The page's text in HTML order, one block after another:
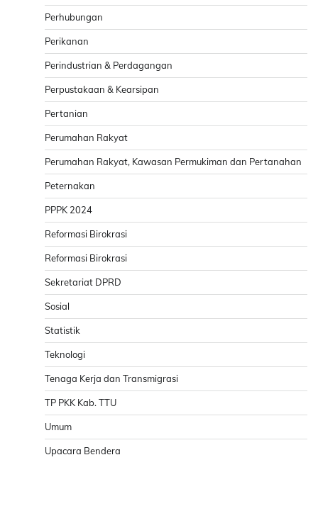
Perhubungan
Perikanan
Perindustrian & Perdagangan
Perpustakaan & Kearsipan
Pertanian
Perumahan Rakyat
Perumahan Rakyat, Kawasan Permukiman dan Pertanahan
Peternakan
PPPK 2024
Reformasi Birokrasi
Reformasi Birokrasi
Sekretariat DPRD
Sosial
Statistik
Teknologi
Tenaga Kerja dan Transmigrasi
TP PKK Kab. TTU
Umum
Upacara Bendera